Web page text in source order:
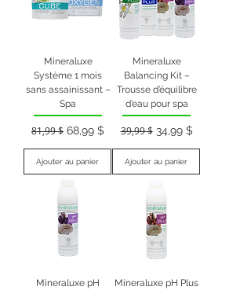
Mineraluxe
Système 1 mois
sans assainissant –
Spa
Prix original
81,99 $ Prix promotionnel
68,99 $
Ajouter au panier
Mineraluxe
Balancing Kit –
Trousse d’équilibre
d’eau pour spa
Prix original
39,99 $ Prix promotionnel
34,99 $
Ajouter au panier
Mineraluxe pH
Mineraluxe pH Plus